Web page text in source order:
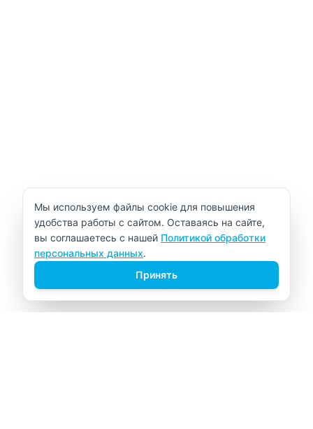
Уведомление об использовании cookie
Мы используем файлы cookie для повышения
удобства работы с сайтом. Оставаясь на сайте,
вы соглашаетесь с нашей Политикой обработки
персональных данных.
Принять